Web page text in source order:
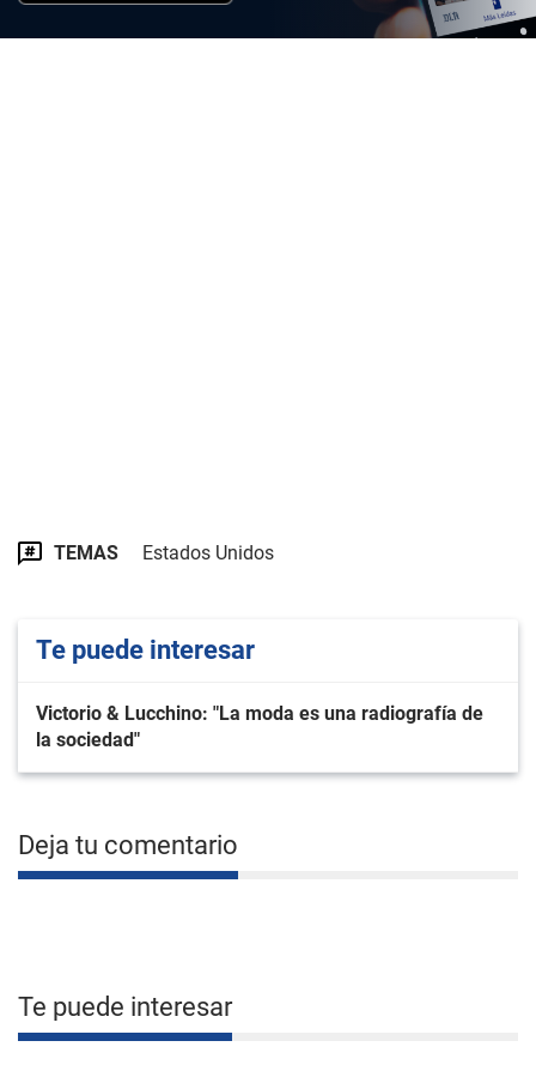
TEMAS Estados Unidos
Te puede interesar
Victorio & Lucchino: "La moda es una radiografía de
la sociedad"
Deja tu comentario
Te puede interesar